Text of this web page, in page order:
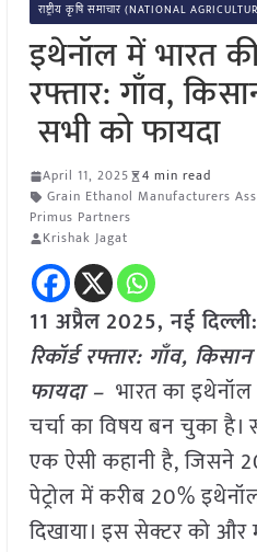
राष्ट्रीय कृषि समाचार (NATIONAL
इथेनॉल में भारत की
रफ्तार: गाँव,
सभी को फायदा
April 11, 2025
4 min read
Grain Ethanol Manufacturers
Primus Partners
Krishak Jagat
11 अप्रैल2025, नई दिल्ली:
रिकॉर्ड रफ्तार: गाँव,
फायदा – भारत का
चर्चा का विषय बन चुका है।
एक ऐसी कहानी है, जिसने
पेट्रोल में करीब 20%
दिखाया। इस सेक्टर को